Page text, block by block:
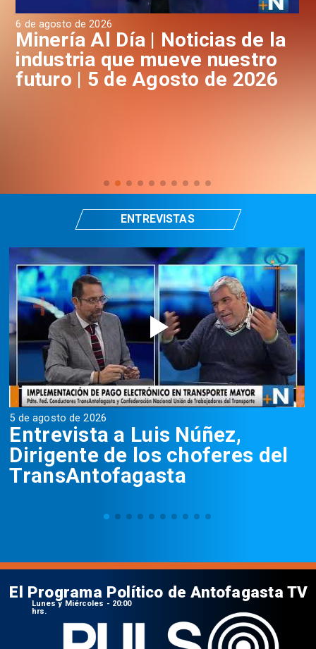
6 de agosto de 2026
Minería Al Día | Noticias de la
industria que mueve nuestro
futuro | 5 de Agosto de 2026
5 de agosto de 2026
Entrevista a Luis Núñez,
Dirigente de los choferes del
TransAntofagasta
ENTREVISTAS
El Programa Político de Antofagasta TV
Lunes y Miércoles - 20:00
hrs.